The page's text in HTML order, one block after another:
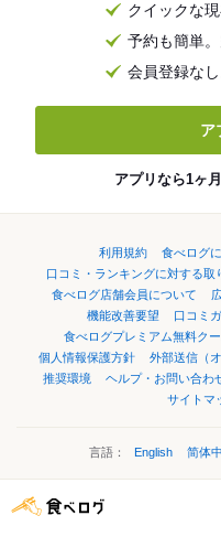
クイックな
予約も簡単
会員登録な
ア
アプリなら1ヶ
利用規約 食べログ
口コミ・ランキングに対する取
食べログ店舗会員について
機能改善要望
口コミ
食べログプレミアム無料ク
個人情報保護方針
外部送信（
推奨環境
ヘルプ・お問い合わ
サイトマ
言語： English 简体